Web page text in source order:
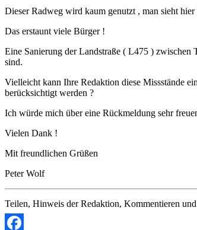
Dieser Radweg wird kaum genutzt , man sieht
Das erstaunt viele Bürger !
Eine Sanierung der Landstraße ( L475 ) zwischen
sind.
Vielleicht kann Ihre Redaktion diese Missstände
berücksichtigt werden ?
Ich würde mich über eine Rückmeldung sehr
Vielen Dank !
Mit freundlichen Grüßen
Peter Wolf
Teilen, Hinweis der Redaktion, Kommentieren